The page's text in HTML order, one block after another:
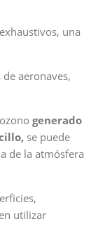
una
aeronaves,
generado
se puede
de la atmósfera
utilizar